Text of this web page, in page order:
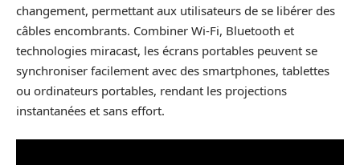
changement, permettant aux utilisateurs de se libérer des
câbles encombrants. Combiner Wi-Fi, Bluetooth et
technologies miracast, les écrans portables peuvent se
synchroniser facilement avec des smartphones, tablettes
ou ordinateurs portables, rendant les projections
instantanées et sans effort.